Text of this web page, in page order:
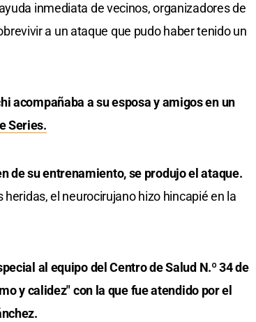
inmediata de vecinos, organizadores de
a un ataque que pudo haber tenido un
acompañaba a su esposa y amigos en un
Series.
de su entrenamiento, se produjo el ataque.
el neurocirujano hizo hincapié en la
al equipo del Centro de Salud N.º 34 de
y calidez" con la que fue atendido por el